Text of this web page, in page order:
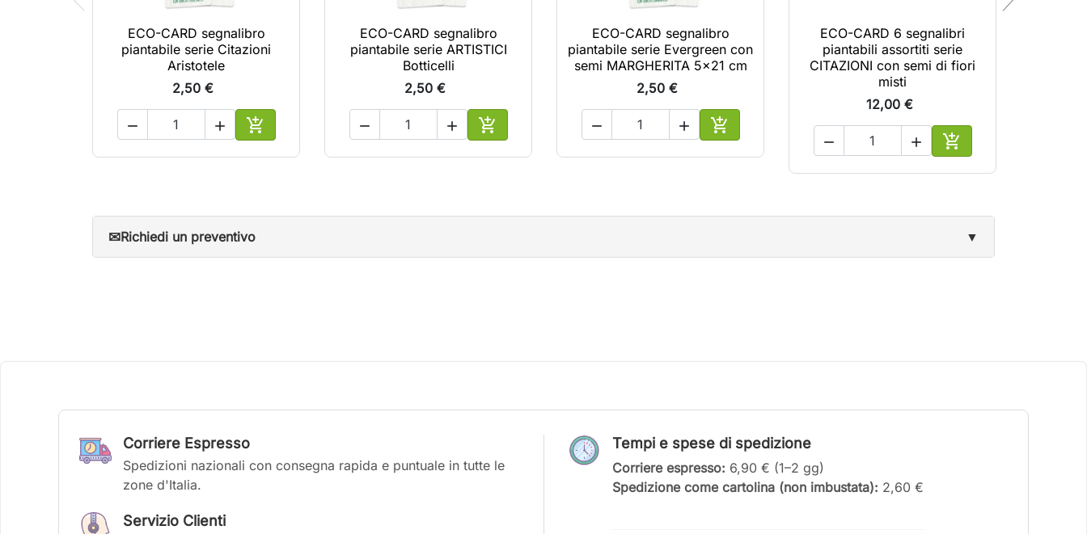
ECO-CARD segnalibro
piantabile serie Citazioni
Aristotele
2,50 €
  
Aggiungi al carrello
ECO-CARD segnalibro
piantabile serie ARTISTICI
Botticelli
2,50 €
  
Aggiungi al carrello
ECO-CARD segnalibro
piantabile serie Evergreen con
semi MARGHERITA 5x21 cm
2,50 €
  
Aggiungi al carrello
ECO-CARD 6 segnalibri
piantabili assortiti serie
CITAZIONI con semi di fiori
misti
12,00 €
  
Aggiungi al carrello
✉Richiedi un preventivo ▼
Corriere Espresso
Spedizioni nazionali con consegna rapida e puntuale in tutte le
zone d'Italia.
Servizio Clienti
Tempi e spese di spedizione
Corriere espresso: 6,90 € (1–2 gg)
Spedizione come cartolina (non imbustata): 2,60 €